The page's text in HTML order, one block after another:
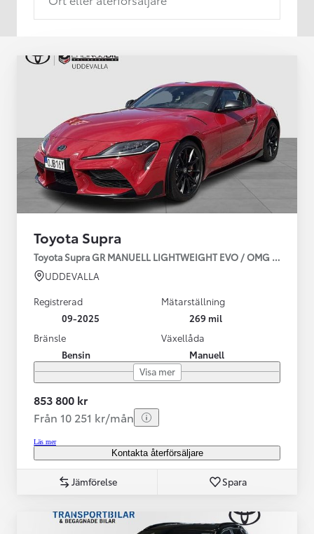
Toyota Supra
Toyota Supra GR MANUELL LIGHTWEIGHT EVO / OMG LEV!
UDDEVALLA
Registrerad
09-2025
Mätarställning
269 mil
Bränsle
Bensin
Växellåda
Manuell
Visa mer
853 800 kr
Från 10 251 kr/mån
Läs mer
Kontakta återförsäljare
Jämförelse Spara